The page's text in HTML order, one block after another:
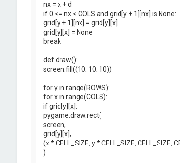
nx = x + d
if 0 <= nx < COLS and grid[y + 1][nx] is None:
grid[y + 1][nx] = grid[y][x]
grid[y][x] = None
break
def draw():
screen.fill((10, 10, 10))
for y in range(ROWS):
for x in range(COLS):
if grid[y][x]:
pygame.draw.rect(
screen,
grid[y][x],
(x * CELL_SIZE, y * CELL_SIZE, CELL_SIZE,
)